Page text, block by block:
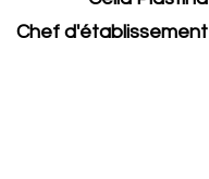
Chef d'établissement